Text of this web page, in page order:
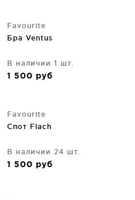
Favourite
Бра Ventus
В наличии 1 шт.
1 500 руб
Favourite
Спот Flach
В наличии 24 шт.
1 500 руб